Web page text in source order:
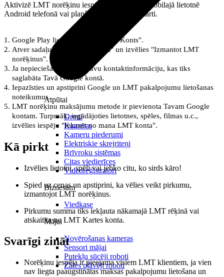
Atpūtai
Droni
Kameras
Kameru piederumi
Elektriskie skrejriteņi
Brīvroku sistēmas
Citas viedierīces
Videoreģistratori
Biznesam
Viedkase
Mājai
Novērošanas kameras
Sensori mājai
Putekļu sūcēji roboti
Zāles pļāvēji roboti
Aktivizē LMT norēķinu iespēju Google Play mobilajā lietotnē
Android telefonā vai planšetē ar LMT SIM karti.
Google Play lietotnē atver sadaļu "Konts".
Atver sadaļu "Maksājumu veidi" un izvēlies "Izmantot LMT
norēķinus".
Ja nepieciešams, ievadi savu kontaktinformāciju, kas tiks
saglabāta Tavā Google kontā.
Iepazīsties un apstiprini Google un LMT pakalpojumu lietošanas
noteikumus.
LMT norēķinu maksājumu metode ir pievienota Tavam Google
kontam. Turpmāk, iegādājoties lietotnes, spēles, filmas u.c.,
izvēlies iespēju "Iekasēt no mana LMT konta".
Kā pirkt
Izvēlies lietotni, spēli vai jebko citu, ko sirds kāro!
Spied uz cenas un apstiprini, ka vēlies veikt pirkumu,
izmantojot LMT norēķinus.
Pirkumu summa tiks iekļauta nākamajā LMT rēķinā vai
atskaitīta no LMT Kartes konta.
Svarīgi zināt
Norēķinu iespēja ir pieejama visiem LMT klientiem, ja vien
nav liegta paaugstinātas maksas pakalpojumu lietošana un